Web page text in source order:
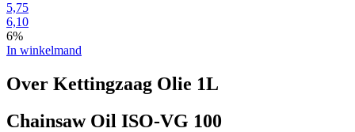
5,75
6,10
6%
In winkelmand
Over Kettingzaag Olie 1L
Chainsaw Oil ISO-VG 100